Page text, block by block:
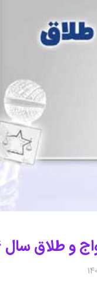
طلاق سال ۱۴۰۴